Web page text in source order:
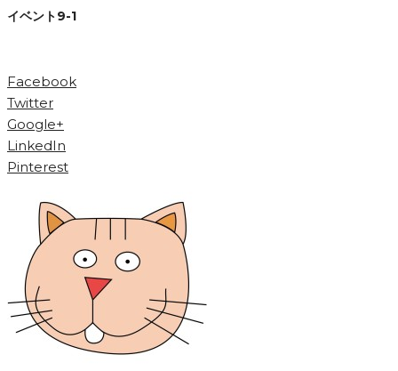
イベント9-1
Facebook
Twitter
Google+
LinkedIn
Pinterest